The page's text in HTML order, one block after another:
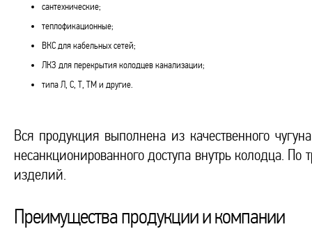
сантехнические;
теплофикационные;
ВКС для кабельных сетей;
ЛКЗ для перекрытия колодцев канализации;
типа Л, С, Т, ТМ и другие.
Вся продукция выполнена из качественного
несанкционированного доступа внутрь колодца. По
изделий.
Преимущества продукции и компании